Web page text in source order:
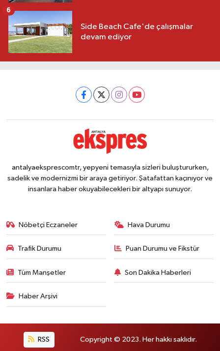
Side Beach Cafe'de çalışmalar
devam ediyor
6
antalyaeksprescomtr, yepyeni temasıyla sizleri buluştururken,
sadelik ve modernizmi bir araya getiriyor. Şatafattan kaçınıyor ve
insanlara haber okuyabilecekleri bir altyapı sunuyor.
Nöbetçi Eczaneler Hava Durumu
Trafik Durumu Puan Durumu ve Fikstür
Tüm Manşetler Son Dakika Haberleri
Haber Arşivi
RSS Copyright © 2023. Her hakkı saklıdır.